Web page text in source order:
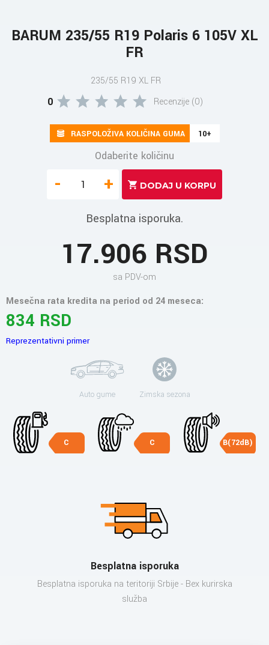
BARUM 235/55 R19 Polaris 6 105V XL
FR
235/55 R19 XL FR
0 Recenzije (0)
RASPOLOŽIVA KOLIČINA GUMA 10+
Odaberite količinu
- +
Besplatna isporuka.
17.906 RSD
sa PDV-om
Mesečna rata kredita na period od 24 meseca:
834 RSD
Reprezentativni primer
Auto gume Zimska sezona
C C B(72dB)
Besplatna isporuka
Besplatna isporuka na teritoriji Srbije - Bex kurirska
služba